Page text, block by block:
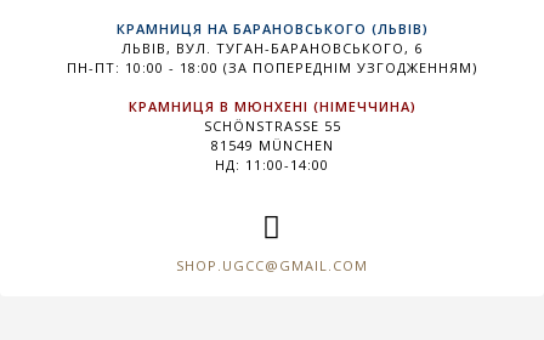
КРАМНИЦЯ НА БАРАНОВСЬКОГО (ЛЬВІВ)
ЛЬВІВ, ВУЛ. ТУГАН-БАРАНОВСЬКОГО, 6
ПН-ПТ: 10:00 - 18:00 (ЗА ПОПЕРЕДНІМ УЗГОДЖЕННЯМ)
КРАМНИЦЯ В МЮНХЕНІ (НІМЕЧЧИНА)
SCHÖNSTRASSE 55
81549 MÜNCHEN
НД: 11:00-14:00
SHOP.UGCC@GMAIL.COM